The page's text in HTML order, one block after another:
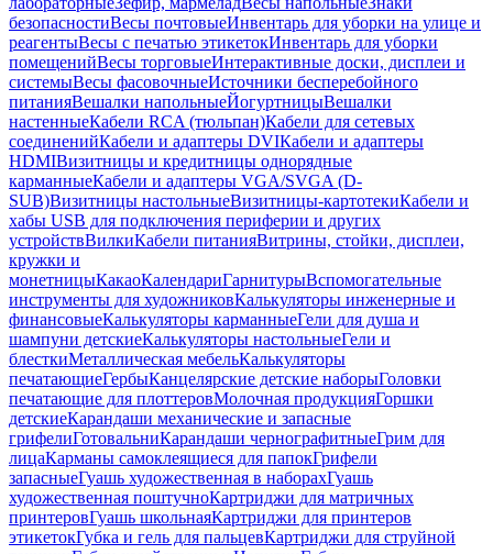
безопасностиВесы почтовыеИнвентарь для уборки на улице и
реагентыВесы с печатью этикетокИнвентарь для уборки
помещенийВесы торговыеИнтерактивные доски, дисплеи и
системыВесы фасовочныеИсточники бесперебойного
питанияВешалки напольныеЙогуртницыВешалки
настенныеКабели RCA (тюльпан)Кабели для сетевых
соединенийКабели и адаптеры DVIКабели и адаптеры
HDMIВизитницы и кредитницы однорядные
карманныеКабели и адаптеры VGA/SVGA (D-
SUB)Визитницы настольныеВизитницы-картотекиКабели и
хабы USB для подключения периферии и других
устройствВилкиКабели питанияВитрины, стойки, дисплеи,
кружки и
монетницыКакаоКалендариГарнитурыВспомогательные
инструменты для художниковКалькуляторы инженерные и
финансовыеКалькуляторы карманныеГели для душа и
шампуни детскиеКалькуляторы настольныеГели и
блесткиМеталлическая мебельКалькуляторы
печатающиеГербыКанцелярские детские наборыГоловки
печатающие для плоттеровМолочная продукцияГоршки
детскиеКарандаши механические и запасные
грифелиГотовальниКарандаши чернографитныеГрим для
лицаКарманы самоклеящиеся для папокГрифели
запасныеГуашь художественная в наборахГуашь
художественная поштучноКартриджи для матричных
принтеровГуашь школьнаяКартриджи для принтеров
этикетокГубка и гель для пальцевКартриджи для струйной